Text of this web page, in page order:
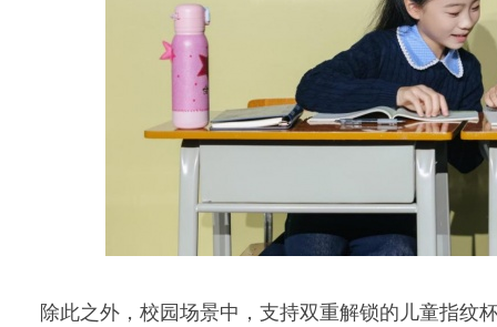
除此之外，校园场景中，支持双重解锁的儿童指纹